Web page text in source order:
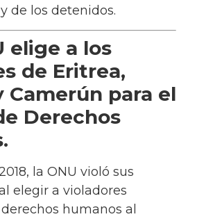
de los detenidos.
elige a los
de Eritrea,
Camerún para el
Derechos
la ONU violó sus
elegir a violadores
humanos al